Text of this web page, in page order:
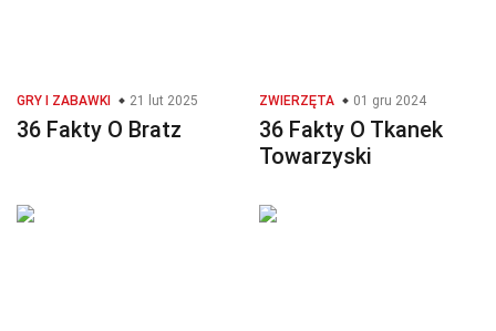
GRY I ZABAWKI 21 lut 2025
36 Fakty O Bratz
ZWIERZĘTA 01 gru 2024
36 Fakty O Tkanek
Towarzyski